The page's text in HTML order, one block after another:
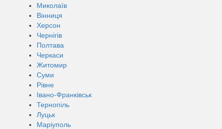
Миколаїв
Вінниця
Херсон
Чернігів
Полтава
Черкаси
Житомир
Суми
Рівне
Івано-Франківськ
Тернопіль
Луцьк
Маріуполь